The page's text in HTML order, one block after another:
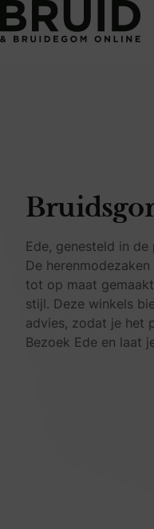
Ede, genesteld in
De
tot op maat
stijl. Deze winkels
advies, zodat je het
Bezoek Ede en laat